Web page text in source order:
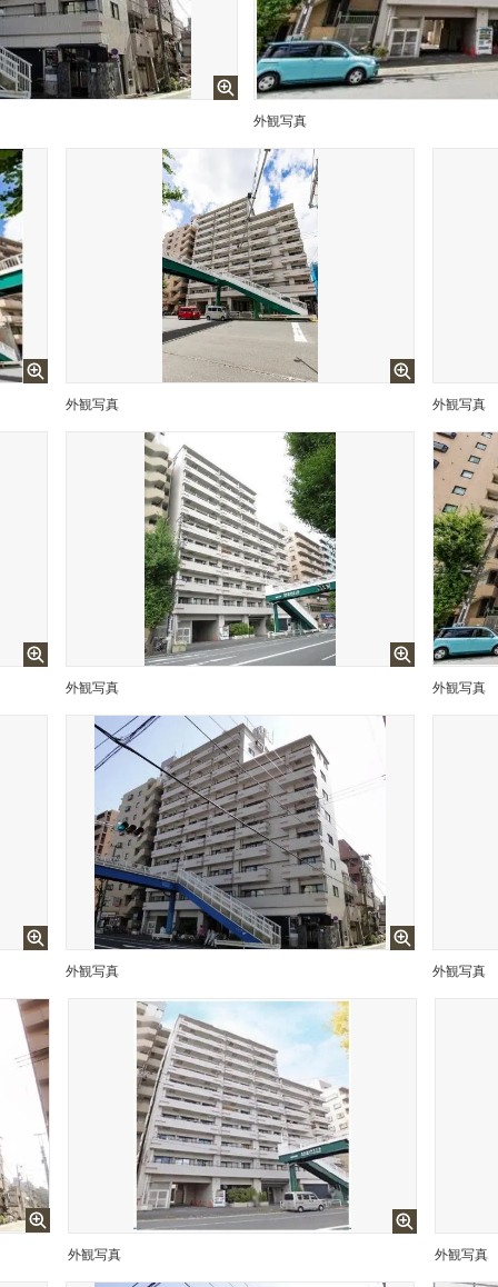
外観写真
外観写真 外観写真
外観写真 外観写真
外観写真 外観写真
外観写真 外観写真